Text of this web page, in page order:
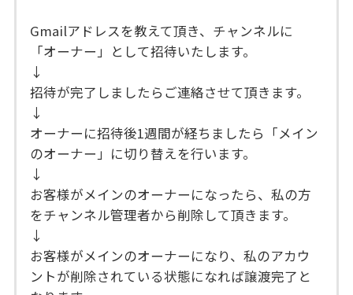
Gmailアドレスを教えて頂き、チャンネルに
「オーナー」として招待いたします。
↓
招待が完了しましたらご連絡させて頂きます。
↓
オーナーに招待後1週間が経ちましたら「メイン
のオーナー」に切り替えを行います。
↓
お客様がメインのオーナーになったら、私の方
をチャンネル管理者から削除して頂きます。
↓
お客様がメインのオーナーになり、私のアカウ
ントが削除されている状態になれば譲渡完了と